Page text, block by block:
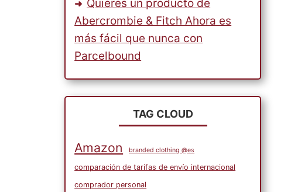
Quieres un producto de
Abercrombie & Fitch Ahora es
más fácil que nunca con
Parcelbound
TAG CLOUD
Amazon branded clothing @es
comparación de tarifas de envío internacional
comprador personal